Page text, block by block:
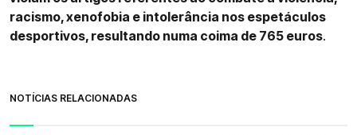
racismo, xenofobia e intolerância nos espetáculos
desportivos, resultando numa coima de 765 euros.
NOTÍCIAS RELACIONADAS